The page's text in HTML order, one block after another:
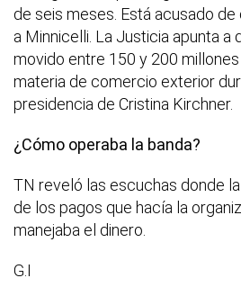
de seis meses. Está acusado
a Minnicelli. La Justicia apunta a
movido entre 150 y 200
materia de comercio exterior
presidencia de Cristina Kirchner.
¿Cómo operaba la banda?
TN reveló las escuchas donde
de los pagos que hacía la
manejaba el dinero.
G.I